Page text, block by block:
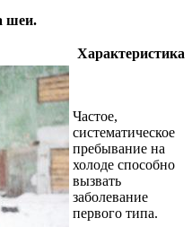
шеи.
Характеристика
Частое,
систематическое
пребывание на
холоде способно
вызвать
заболевание
первого типа.